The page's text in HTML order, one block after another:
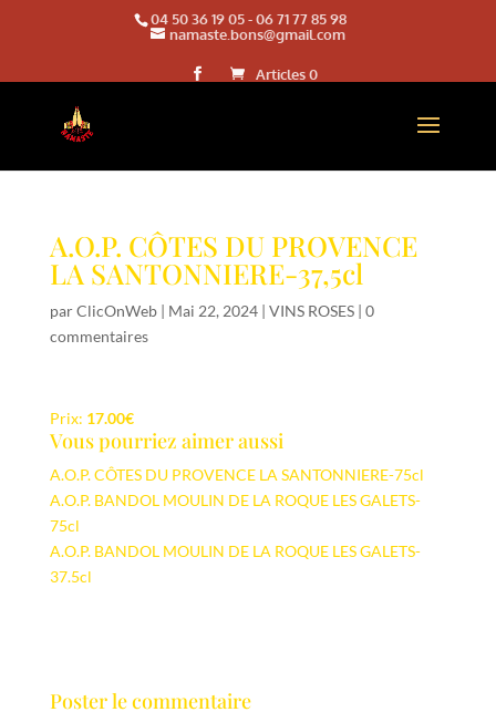
04 50 36 19 05-06 71 77 85 98
namaste.bons@gmail.com
Articles 0
A.O.P. CÔTES DU PROVENCE
LA SANTONNIERE-37,5cl
parClicOnWeb| Mai 22, 2024| VINS ROSES| 0
commentaires
Prix: 17.00€
Vous pourriez aimer aussi
A.O.P. CÔTES DU PROVENCE LA SANTONNIERE-75cl
A.O.P. BANDOL MOULIN DE LA ROQUE LES GALETS-
75cl
A.O.P. BANDOL MOULIN DE LA ROQUE LES GALETS-
37.5cl
Poster le commentaire